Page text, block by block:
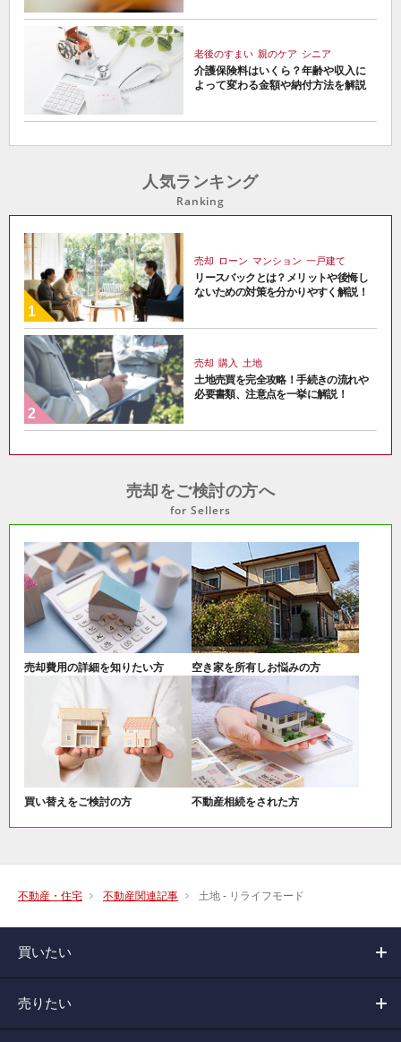
老後のすまい 親のケア シニア
介護保険料はいくら？年齢や収入に
よって変わる金額や納付方法を解説
人気ランキング
Ranking
売却 ローン マンション 一戸建て
リースバックとは？メリットや後悔し
ないための対策を分かりやすく解説！
売却 購入 土地
土地売買を完全攻略！手続きの流れや
必要書類、注意点を一挙に解説！
売却をご検討の方へ
for Sellers
売却費用の詳細を知りたい方 空き家を所有しお悩みの方
買い替えをご検討の方 不動産相続をされた方
不動産・住宅 不動産関連記事 土地 - リライフモード
買いたい
売りたい